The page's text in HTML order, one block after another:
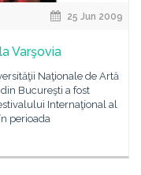
25 Jun 2009
Varşovia
Naţionale de Artă
Bucureşti a fost
Internaţional al
perioada